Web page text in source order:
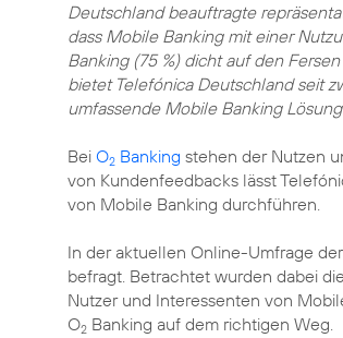
Deutschland beauftragte
dass Mobile Banking mit einer
Banking (75 %) dicht auf den
bietet Telefónica Deutschland seit
umfassende Mobile Banking
Bei O2 Banking stehen der Nutzen
von Kundenfeedbacks lässt
von Mobile Banking durchführen.
In der aktuellen Online-Umfrage
befragt. Betrachtet wurden dabei
Nutzer und Interessenten von
O2 Banking auf dem richtigen Weg.